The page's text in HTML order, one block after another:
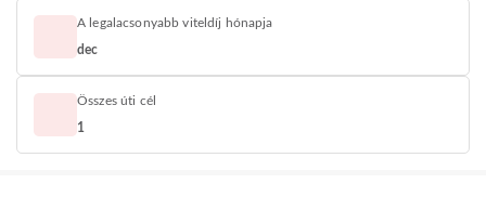
A legalacsonyabb viteldíj hónapja
dec
Összes úti cél
1